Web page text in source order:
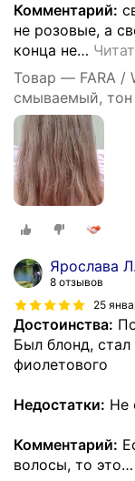
Комментарий:
не розовые, а
конца не…
Товар — FARA /
смываемый,
Ярослава Л.
8 отзывов
25
Достоинства:
Был блонд,
фиолетового
Недостатки: Не
Комментарий:
волосы, то это…